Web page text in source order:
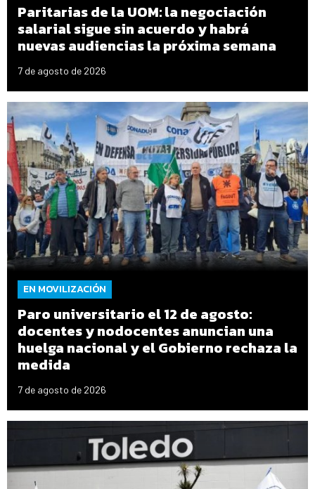
Paritarias de la UOM: la negociación
salarial sigue sin acuerdo y habrá
nuevas audiencias la próxima semana
7 de agosto de 2026
EN MOVILIZACIÓN
Paro universitario el 12 de agosto:
docentes y nodocentes anuncian una
huelga nacional y el Gobierno rechaza la
medida
7 de agosto de 2026